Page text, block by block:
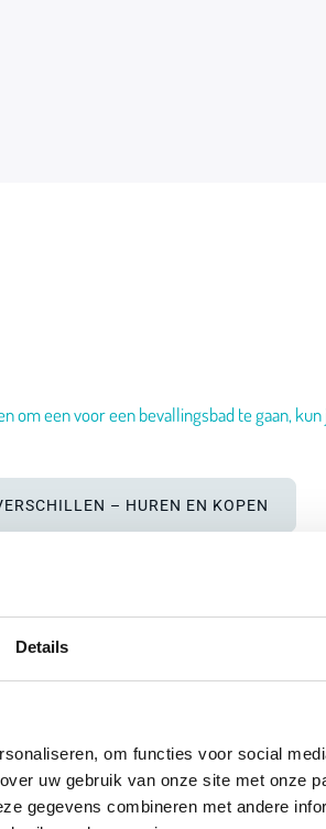
Details
om functies voor social
uw gebruik van onze site met onze
gegevens combineren met andere
om een voor een bevallingsbad te gaan,
– HUREN EN KOPEN
gaat het bad na de bevalling weer retour.
DE KOSTEN